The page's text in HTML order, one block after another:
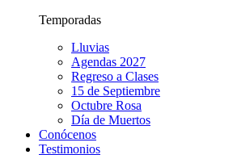
Temporadas
Lluvias
Agendas 2027
Regreso a Clases
15 de Septiembre
Octubre Rosa
Día de Muertos
Conócenos
Testimonios